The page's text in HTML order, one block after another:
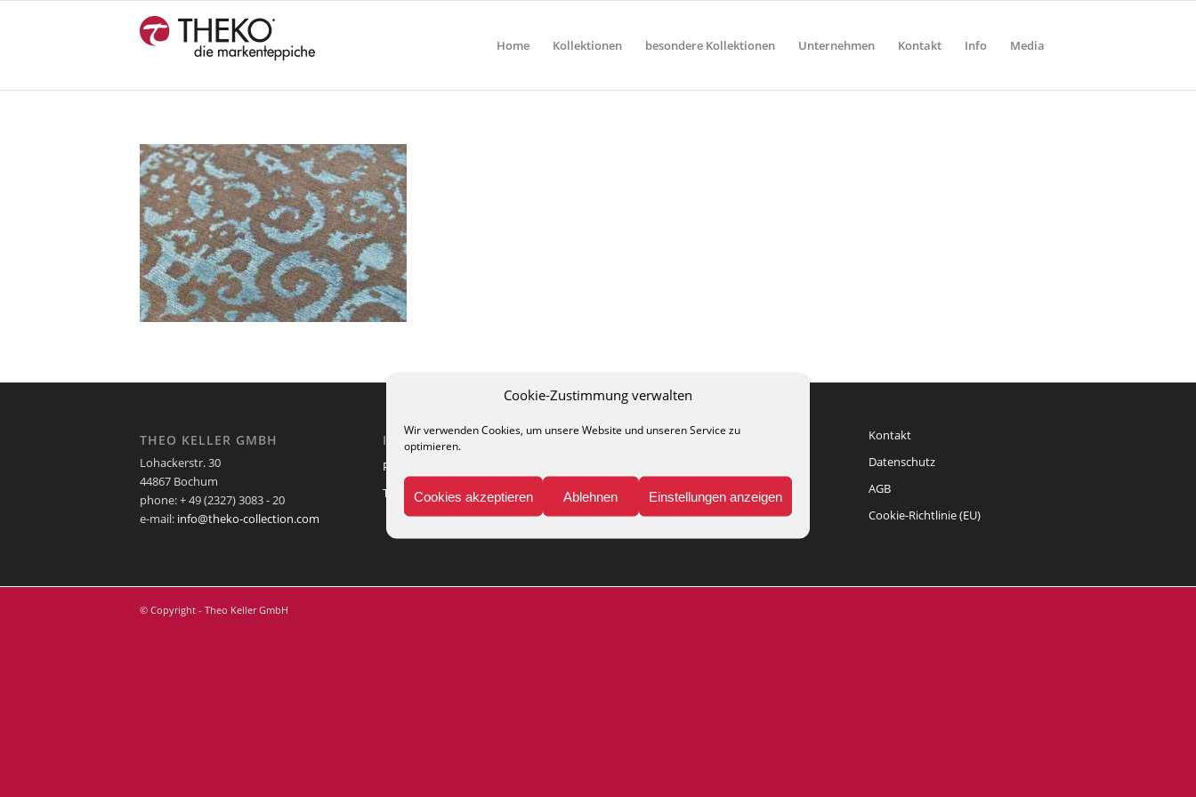
Cookie-Zustimmung verwalten
Wir verwenden Cookies, um unsere Website und unseren Service zu
optimieren.
Cookies akzeptieren Ablehnen Einstellungen anzeigen
Home Kollektionen besondere Kollektionen Unternehmen Kontakt Info Media
THEO KELLER GMBH
Lohackerstr. 30
44867 Bochum
phone: + 49 (2327) 3083 - 20
e-mail: info@theko-collection.com
INFO
Pflegehinweise
Teppich-Lexikon
Katalog anfordern
Presse
Kontakt
Datenschutz
AGB
Cookie-Richtlinie (EU)
© Copyright - Theo Keller GmbH